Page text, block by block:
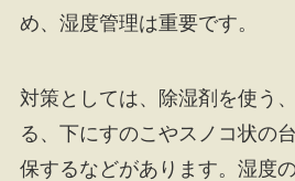
め、湿度管理は重要です。
対策としては、除湿剤を使う
る、下にすのこやスノコ状の
保するなどがあります。湿度